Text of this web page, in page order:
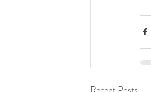
Recent Posts